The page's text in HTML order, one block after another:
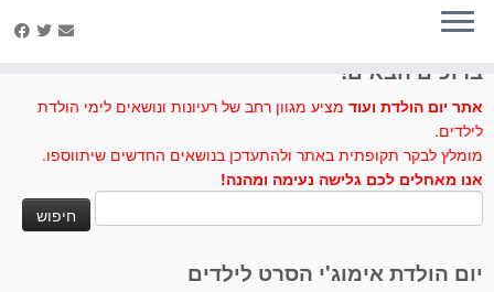
ברוכים הבאים!
אתר יום הולדת ועוד מציע מגוון רחב של רעיונות ונושאים לימי הולדת
לילדים.
מומלץ לבקר תקופתית באתר ולהתעדכן בנושאים החדשים שיתווספו.
אנו מאחלים לכם גלישה נעימה ומהנה!
יום הולדת אימוג'י הסרט לילדים